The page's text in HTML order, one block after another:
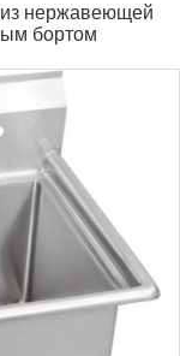
из нержавеющей
бортом